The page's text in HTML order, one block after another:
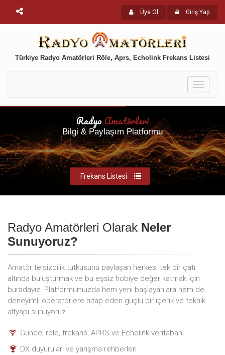
Üye Ol Giriş Yap
Türkiye Radyo Amatörleri Röle, Aprs, Echolink Frekans Listesi
Toggle
Radyo Amatörleri
Bilgi & Paylaşım Platformu
Frekans Listesi
Radyo Amatörleri Olarak Neler
Sunuyoruz?
Amatör telsizcilik tutkusunu paylaşan herkesi tek bir çatı
altında buluşturmak ve bu eşsiz hobiye değer katmak için
buradayız. Platformumuzda hem yeni başlayanlara hem de
deneyimli operatörlere hitap eden güçlü bir içerik ve teknik
altyapı sunuyoruz.
Güncel röle, frekans, APRS ve Echolink veritabanı
DX duyuruları ve yarışma rehberleri